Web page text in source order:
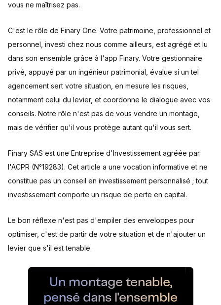
vous ne maîtrisez pas.
C'est le rôle de Finary One. Votre patrimoine, professionnel et
personnel, investi chez nous comme ailleurs, est agrégé et lu
dans son ensemble grâce à l'app Finary. Votre gestionnaire
privé, appuyé par un ingénieur patrimonial, évalue si un tel
agencement sert votre situation, en mesure les risques,
notamment celui du levier, et coordonne le dialogue avec vos
conseils. Notre rôle n'est pas de vous vendre un montage,
mais de vérifier qu'il vous protège autant qu'il vous sert.
Finary SAS est une Entreprise d'Investissement agréée par
l'ACPR (N°19283). Cet article a une vocation informative et ne
constitue pas un conseil en investissement personnalisé ; tout
investissement comporte un risque de perte en capital.
Le bon réflexe n'est pas d'empiler des enveloppes pour
optimiser, c'est de partir de votre situation et de n'ajouter un
levier que s'il est tenable.
Un montage tenable,
pensé dans l'ensemble